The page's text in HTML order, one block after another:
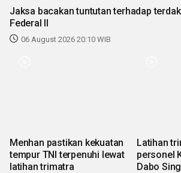
Jaksa bacakan tuntutan terhadap
Federal II
06 August 2026 20:10 WIB
Menhan pastikan kekuatan
tempur TNI terpenuhi lewat
latihan trimatra
Latihan
personel
Dabo